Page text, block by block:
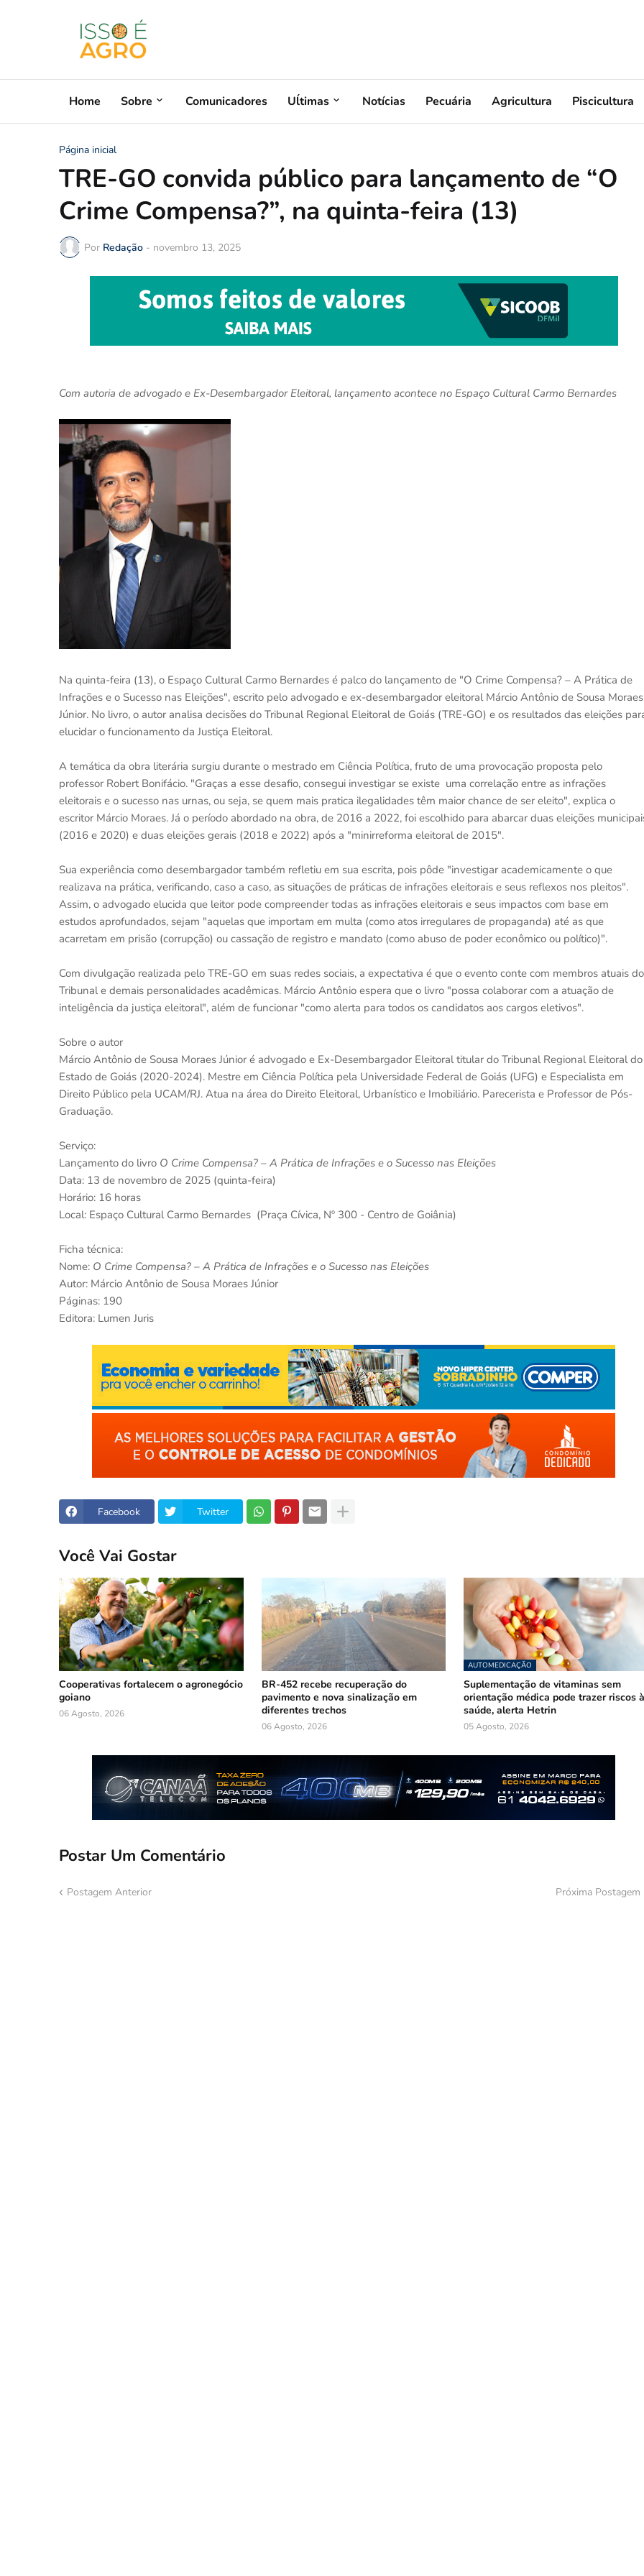
Home Sobre Comunicadores Uĺtimas Notícias Pecuária Agricultura Piscicultura
Página inicial
TRE-GO convida público para lançamento de “O
Crime Compensa?”, na quinta-feira (13)
Por Redação - novembro 13, 2025
Com autoria de advogado e Ex-Desembargador Eleitoral, lançamento acontece no Espaço Cultural Carmo Bernardes
Na quinta-feira (13), o Espaço Cultural Carmo Bernardes é palco do lançamento de "O Crime Compensa? – A Prática de
Infrações e o Sucesso nas Eleições", escrito pelo advogado e ex-desembargador eleitoral Márcio Antônio de Sousa Moraes
Júnior. No livro, o autor analisa decisões do Tribunal Regional Eleitoral de Goiás (TRE-GO) e os resultados das eleições
elucidar o funcionamento da Justiça Eleitoral.
A temática da obra literária surgiu durante o mestrado em Ciência Política, fruto de uma provocação proposta pelo
professor Robert Bonifácio. "Graças a esse desafio, consegui investigar se existe uma correlação entre as infrações
eleitorais e o sucesso nas urnas, ou seja, se quem mais pratica ilegalidades têm maior chance de ser eleito", explica o
escritor Márcio Moraes. Já o período abordado na obra, de 2016 a 2022, foi escolhido para abarcar duas eleições
(2016 e 2020) e duas eleições gerais (2018 e 2022) após a "minirreforma eleitoral de 2015".
Sua experiência como desembargador também refletiu em sua escrita, pois pôde "investigar academicamente o que
realizava na prática, verificando, caso a caso, as situações de práticas de infrações eleitorais e seus reflexos nos pleitos".
Assim, o advogado elucida que leitor pode compreender todas as infrações eleitorais e seus impactos com base em
estudos aprofundados, sejam "aquelas que importam em multa (como atos irregulares de propaganda) até as que
acarretam em prisão (corrupção) ou cassação de registro e mandato (como abuso de poder econômico ou político)".
Com divulgação realizada pelo TRE-GO em suas redes sociais, a expectativa é que o evento conte com membros atuais do
Tribunal e demais personalidades acadêmicas. Márcio Antônio espera que o livro "possa colaborar com a atuação de
inteligência da justiça eleitoral", além de funcionar "como alerta para todos os candidatos aos cargos eletivos".
Sobre o autor
Márcio Antônio de Sousa Moraes Júnior é advogado e Ex-Desembargador Eleitoral titular do Tribunal Regional Eleitoral do
Estado de Goiás (2020-2024). Mestre em Ciência Política pela Universidade Federal de Goiás (UFG) e Especialista em
Direito Público pela UCAM/RJ. Atua na área do Direito Eleitoral, Urbanístico e Imobiliário. Parecerista e Professor de Pós-
Graduação.
Serviço:
Lançamento do livro O Crime Compensa? – A Prática de Infrações e o Sucesso nas Eleições
Data: 13 de novembro de 2025 (quinta-feira)
Horário: 16 horas
Local: Espaço Cultural Carmo Bernardes (Praça Cívica, Nº 300 - Centro de Goiânia)
Ficha técnica:
Nome: O Crime Compensa? – A Prática de Infrações e o Sucesso nas Eleições
Autor: Márcio Antônio de Sousa Moraes Júnior
Páginas: 190
Editora: Lumen Juris
Facebook Twitter
Você Vai Gostar
Cooperativas fortalecem o agronegócio
goiano
06 Agosto, 2026
BR-452 recebe recuperação do
pavimento e nova sinalização em
diferentes trechos
06 Agosto, 2026
AUTOMEDICAÇÃO
Suplementação de vitaminas sem
orientação médica pode trazer riscos
saúde, alerta Hetrin
05 Agosto, 2026
Postar Um Comentário
Postagem Anterior Próxima Postagem